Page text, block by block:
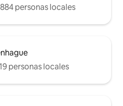
personas locales
personas locales